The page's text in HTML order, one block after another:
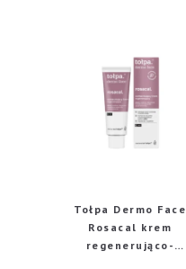
Tołpa Dermo Face
Rosacal krem
regenerująco-